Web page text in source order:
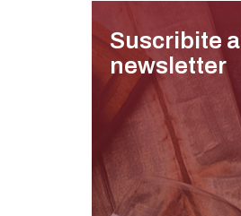
Suscribite al
newsletter